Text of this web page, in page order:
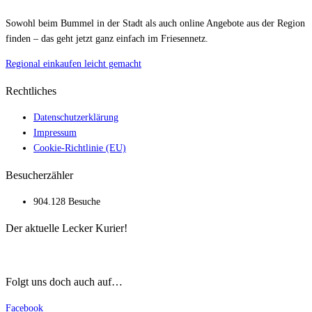
Sowohl beim Bummel in der Stadt als auch online Angebote aus der Region
finden – das geht jetzt ganz einfach im Friesennetz.
Regional einkaufen leicht gemacht
Rechtliches
Datenschutzerklärung
Impressum
Cookie-Richtlinie (EU)
Besucherzähler
904.128 Besuche
Der aktuelle Lecker Kurier!
Folgt uns doch auch auf…
Facebook